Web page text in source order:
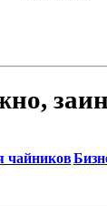
чайников